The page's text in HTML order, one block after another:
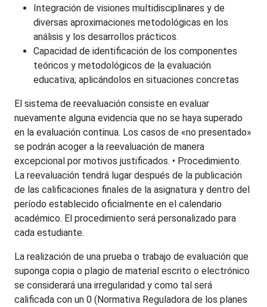
Integración de visiones multidisciplinares y de
diversas aproximaciones metodológicas en los
análisis y los desarrollos prácticos.
Capacidad de identificación de los componentes
teóricos y metodológicos de la evaluación
educativa; aplicándolos en situaciones concretas
El sistema de reevaluación consiste en evaluar
nuevamente alguna evidencia que no se haya superado
en la evaluación continua. Los casos de «no presentado»
se podrán acoger a la reevaluación de manera
excepcional por motivos justificados. • Procedimiento.
La reevaluación tendrá lugar después de la publicación
de las calificaciones finales de la asignatura y dentro del
período establecido oficialmente en el calendario
académico. El procedimiento será personalizado para
cada estudiante.
La realización de una prueba o trabajo de evaluación que
suponga copia o plagio de material escrito o electrónico
se considerará una irregularidad y como tal será
calificada con un 0 (Normativa Reguladora de los planes